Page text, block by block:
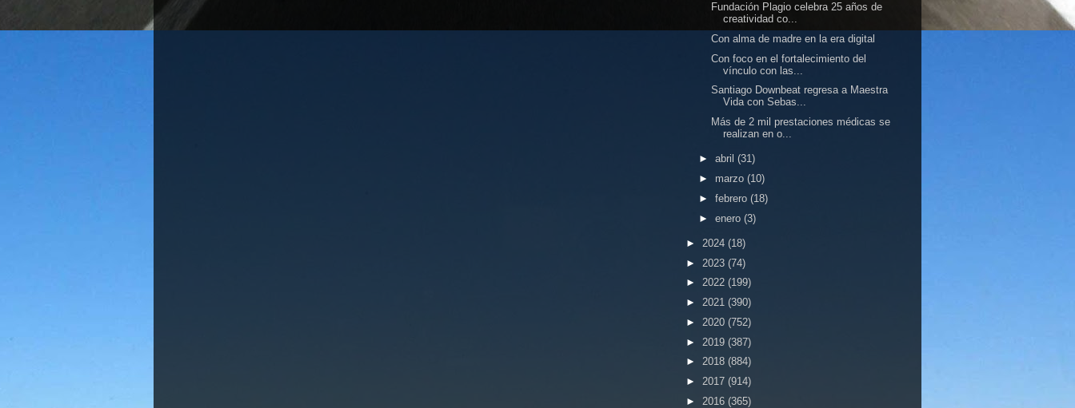
Fundación Plagio celebra 25 años de
creatividad co...
Con alma de madre en la era digital
Con foco en el fortalecimiento del
vínculo con las...
Santiago Downbeat regresa a Maestra
Vida con Sebas...
Más de 2 mil prestaciones médicas se
realizan en o...
► abril (31)
► marzo (10)
► febrero (18)
► enero (3)
► 2024 (18)
► 2023 (74)
► 2022 (199)
► 2021 (390)
► 2020 (752)
► 2019 (387)
► 2018 (884)
► 2017 (914)
► 2016 (365)